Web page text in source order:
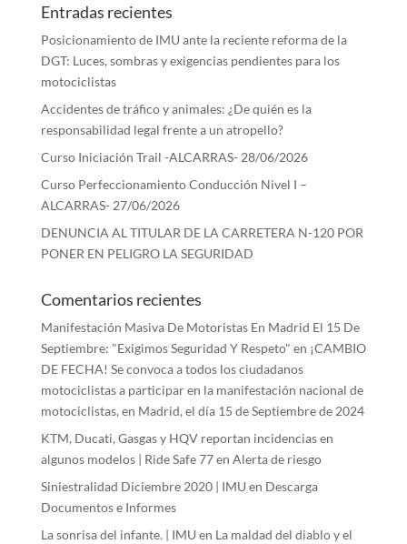
Entradas recientes
Posicionamiento de IMU ante la reciente reforma de la
DGT: Luces, sombras y exigencias pendientes para los
motociclistas
Accidentes de tráfico y animales: ¿De quién es la
responsabilidad legal frente a un atropello?
Curso Iniciación Trail -ALCARRAS- 28/06/2026
Curso Perfeccionamiento Conducción Nivel I –
ALCARRAS- 27/06/2026
DENUNCIA AL TITULAR DE LA CARRETERA N-120 POR
PONER EN PELIGRO LA SEGURIDAD
Comentarios recientes
Manifestación Masiva De Motoristas En Madrid El 15 De
Septiembre: "Exigimos Seguridad Y Respeto" en ¡CAMBIO
DE FECHA! Se convoca a todos los ciudadanos
motociclistas a participar en la manifestación nacional de
motociclistas, en Madrid, el día 15 de Septiembre de 2024
KTM, Ducati, Gasgas y HQV reportan incidencias en
algunos modelos | Ride Safe 77en Alerta de riesgo
Siniestralidad Diciembre 2020 | IMU en Descarga
Documentos e Informes
La sonrisa del infante. | IMU en La maldad del diablo y el